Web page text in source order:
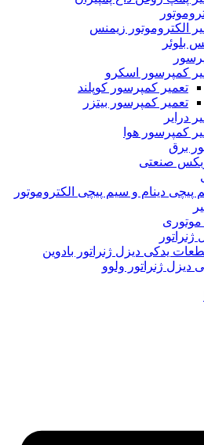
الکتروموتور زیمنس
بلوئر
کمپرسور اسکرو
تعمیر کمپرسور کوپلند
تعمیر کمپرسور بیتزر
درایر
کمپرسور هوا
برق
صنعتی
پیچی دینام و سیم پیچی الکتروموتور
موتوری
یدکی دیزل ژنراتور بادوین
دیزل ژنراتور ولوو